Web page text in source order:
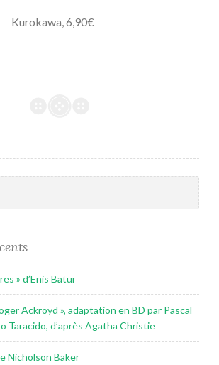
Kurokawa, 6,90€
» d’Enis Batur
Ackroyd », adaptation en BD par Pascal
Taracido, d’après Agatha Christie
Nicholson Baker